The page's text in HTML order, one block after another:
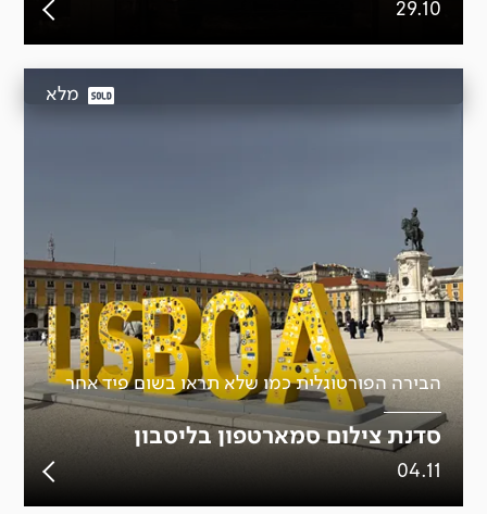
29.10
מלא
הבירה הפורטוגלית כמו שלא תראו בשום פיד אחר
סדנת צילום סמארטפון בליסבון
04.11